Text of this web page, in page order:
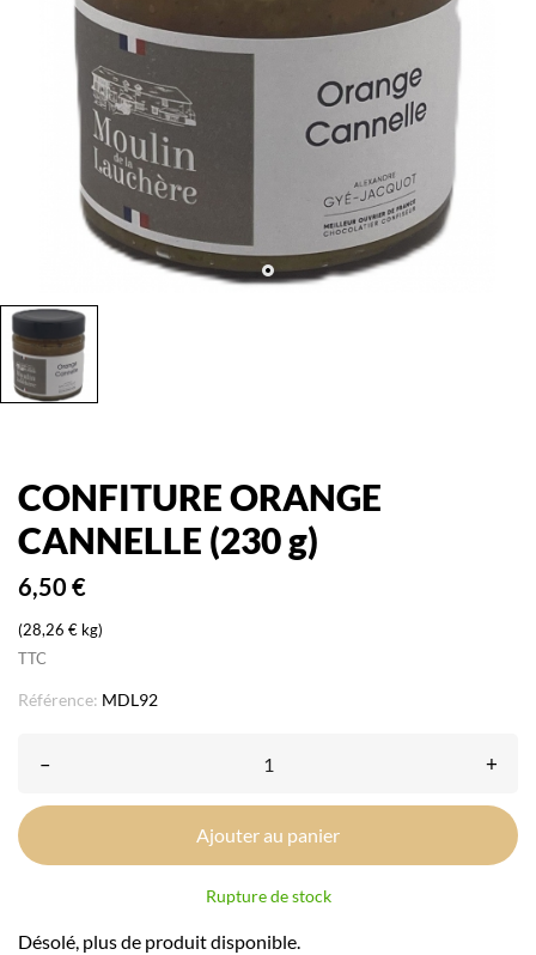
CONFITURE ORANGE
CANNELLE (230 g)
6,50 €
(28,26 € kg)
TTC
Référence: MDL92
– +
Ajouter au panier
Rupture de stock
Désolé, plus de produit disponible.